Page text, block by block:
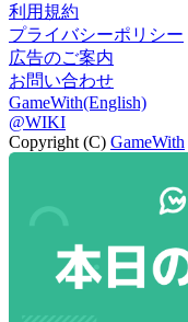
利用規約
プライバシーポリシー
広告のご案内
お問い合わせ
GameWith(English)
@WIKI
Copyright (C) GameWith